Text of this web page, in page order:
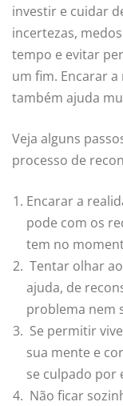
investir e cuidar
incertezas,
tempo e evitar
um fim. Encarar a
também ajuda
Veja alguns
processo de
Encarar a
pode com os
tem no
Tentar olhar
ajuda, de
problema nem
Se permitir
sua mente e
se culpado por
Não ficar